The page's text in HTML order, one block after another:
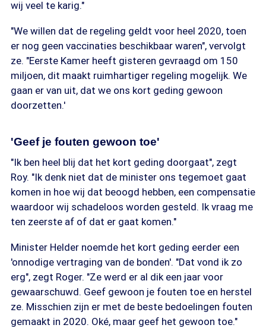
wij veel te karig."
"We willen dat de regeling geldt voor heel 2020, toen
er nog geen vaccinaties beschikbaar waren", vervolgt
ze. "Eerste Kamer heeft gisteren gevraagd om 150
miljoen, dit maakt ruimhartiger regeling mogelijk. We
gaan er van uit, dat we ons kort geding gewoon
doorzetten.'
'Geef je fouten gewoon toe'
"Ik ben heel blij dat het kort geding doorgaat", zegt
Roy. "Ik denk niet dat de minister ons tegemoet gaat
komen in hoe wij dat beoogd hebben, een compensatie
waardoor wij schadeloos worden gesteld. Ik vraag me
ten zeerste af of dat er gaat komen."
Minister Helder noemde het kort geding eerder een
'onnodige vertraging van de bonden'. "Dat vond ik zo
erg", zegt Roger. "Ze werd er al dik een jaar voor
gewaarschuwd. Geef gewoon je fouten toe en herstel
ze. Misschien zijn er met de beste bedoelingen fouten
gemaakt in 2020. Oké, maar geef het gewoon toe."